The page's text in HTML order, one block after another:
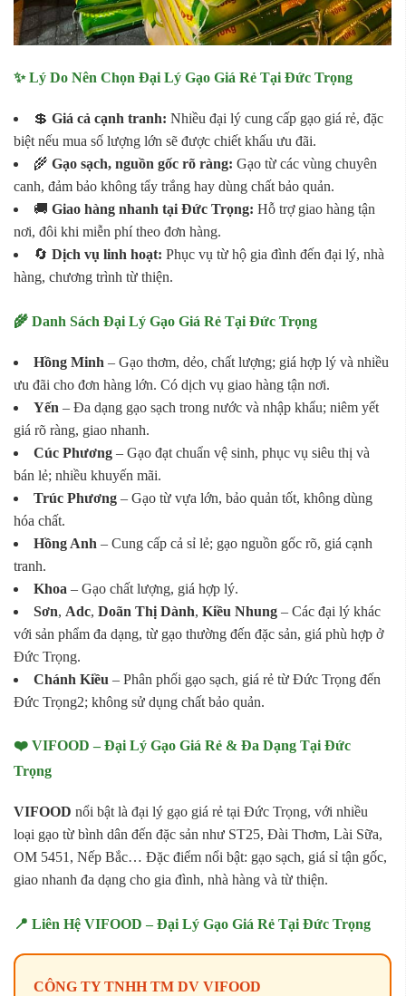
✨ Lý Do Nên Chọn Đại Lý Gạo Giá Rẻ Tại Đức Trọng
💲 Giá cả cạnh tranh: Nhiều đại lý cung cấp gạo giá rẻ, đặc
biệt nếu mua số lượng lớn sẽ được chiết khấu ưu đãi.
🌾 Gạo sạch, nguồn gốc rõ ràng: Gạo từ các vùng chuyên
canh, đảm bảo không tẩy trắng hay dùng chất bảo quản.
🚚 Giao hàng nhanh tại Đức Trọng: Hỗ trợ giao hàng tận
nơi, đôi khi miễn phí theo đơn hàng.
🔄 Dịch vụ linh hoạt: Phục vụ từ hộ gia đình đến đại lý, nhà
hàng, chương trình từ thiện.
🌾 Danh Sách Đại Lý Gạo Giá Rẻ Tại Đức Trọng
Hồng Minh – Gạo thơm, dẻo, chất lượng; giá hợp lý và nhiều
ưu đãi cho đơn hàng lớn. Có dịch vụ giao hàng tận nơi.
Yến – Đa dạng gạo sạch trong nước và nhập khẩu; niêm yết
giá rõ ràng, giao nhanh.
Cúc Phương – Gạo đạt chuẩn vệ sinh, phục vụ siêu thị và
bán lẻ; nhiều khuyến mãi.
Trúc Phương – Gạo từ vựa lớn, bảo quản tốt, không dùng
hóa chất.
Hồng Anh – Cung cấp cả sỉ lẻ; gạo nguồn gốc rõ, giá cạnh
tranh.
Khoa – Gạo chất lượng, giá hợp lý.
Sơn, Adc, Doãn Thị Dành, Kiều Nhung – Các đại lý khác
với sản phẩm đa dạng, từ gạo thường đến đặc sản, giá phù hợp ở
Đức Trọng.
Chánh Kiều – Phân phối gạo sạch, giá rẻ từ Đức Trọng đến
Đức Trọng2; không sử dụng chất bảo quản.
❤️ VIFOOD – Đại Lý Gạo Giá Rẻ & Đa Dạng Tại Đức
Trọng
VIFOOD nổi bật là đại lý gạo giá rẻ tại Đức Trọng, với nhiều
loại gạo từ bình dân đến đặc sản như ST25, Đài Thơm, Lài Sữa,
OM 5451, Nếp Bắc… Đặc điểm nổi bật: gạo sạch, giá sỉ tận gốc,
giao nhanh đa dạng cho gia đình, nhà hàng và từ thiện.
📍 Liên Hệ VIFOOD – Đại Lý Gạo Giá Rẻ Tại Đức Trọng
CÔNG TY TNHH TM DV VIFOOD